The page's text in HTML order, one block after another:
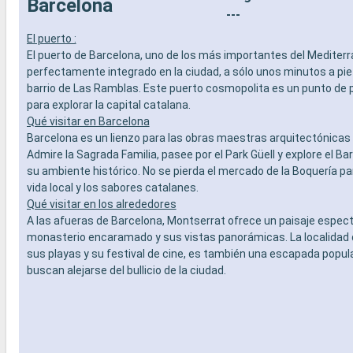
SERVICIOS
OTROS PRIVILEGIOS
- Puntos MSC Voyagers Club
-
teatro al
- Área de
-
-
-
adultos,
-
-
OTROS
- Puntos
Barcelona
---
El puerto :
El puerto de Barcelona, uno de los más importantes del
perfectamente integrado en la ciudad, a sólo unos minutos a
barrio de Las Ramblas. Este puerto cosmopolita es un punto de
para explorar la capital catalana.
Qué visitar en Barcelona
Barcelona es un lienzo para las obras maestras arquitectónicas
Admire la Sagrada Familia, pasee por el Park Güell y explore el
su ambiente histórico. No se pierda el mercado de la Boquería
vida local y los sabores catalanes.
Qué visitar en los alrededores
A las afueras de Barcelona, Montserrat ofrece un paisaje
monasterio encaramado y sus vistas panorámicas. La localidad
sus playas y su festival de cine, es también una escapada
buscan alejarse del bullicio de la ciudad.